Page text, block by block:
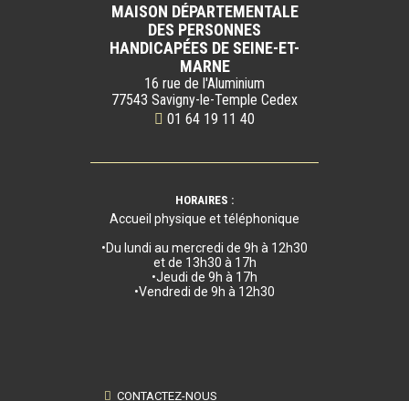
MAISON DÉPARTEMENTALE
DES PERSONNES
HANDICAPÉES DE SEINE-ET-
MARNE
16 rue de l'Aluminium
77543 Savigny-le-Temple Cedex
01 64 19 11 40
HORAIRES :
Accueil physique et téléphonique
•Du lundi au mercredi de 9h à 12h30
et de 13h30 à 17h
•Jeudi de 9h à 17h
•Vendredi de 9h à 12h30
CONTACTEZ-NOUS